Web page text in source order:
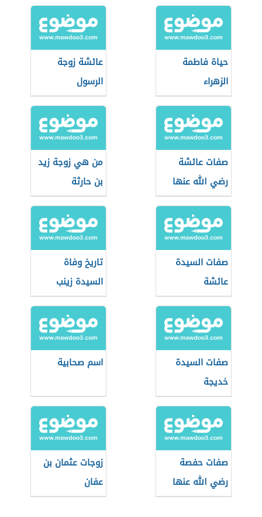
حياة فاطمة
الزهراء
عائشة زوجة
الرسول
صفات عائشة
رضي الله عنها
من هي زوجة زيد
بن حارثة
صفات السيدة
عائشة
تاريخ وفاة
السيدة زينب
صفات السيدة
خديجة
اسم صحابية
صفات حفصة
رضي الله عنها
زوجات عثمان بن
عفان